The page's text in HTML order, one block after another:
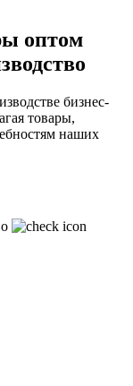
оптом
бизнес-
товары,
наших